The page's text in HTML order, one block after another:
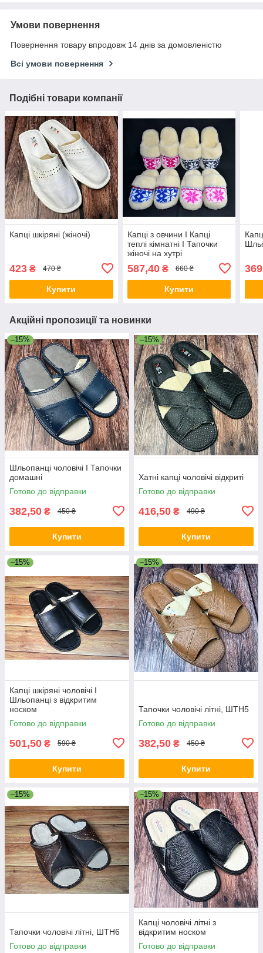
Умови повернення
Повернення товару впродовж 14 днів за домовленістю
Всі умови повернення
Подібні товари компанії
Капці шкіряні (жіночі)
423 ₴ 470 ₴
Купити
Капці з овчини I Капці
теплі кімнатні I Тапочки
жіночі на хутрі
587,40₴ 660 ₴
Купити
369
Акційні пропозиції та новинки
–15%
Шльопанці чоловічі I Тапочки
домашні
Готово до відправки
382,50 ₴ 450 ₴
Купити
–15%
Хатні капці чоловічі відкриті
Готово до відправки
416,50 ₴ 490 ₴
Купити
–15%
Капці шкіряні чоловічі I
Шльопанці з відкритим
носком
Готово до відправки
501,50 ₴ 590 ₴
Купити
–15%
Тапочки чоловічі літні, ШТН5
Готово до відправки
382,50 ₴ 450 ₴
Купити
–15%
Тапочки чоловічі літні, ШТН6
Готово до відправки
–15%
Капці чоловічі літні з
відкритим носком
Готово до відправки